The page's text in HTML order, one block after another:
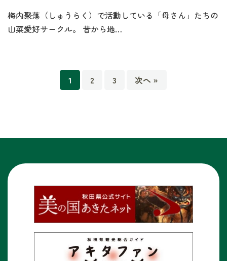
梅内聚落（しゅうらく）で活動している「母さん」たちの
山菜愛好サークル。 昔から地…
1 2 3 次へ »